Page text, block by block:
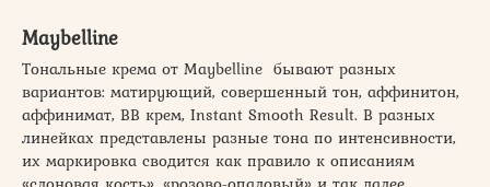
Maybelline
Тональные крема от Maybelline бывают разных
вариантов: матирующий, совершенный тон, аффинитон,
аффинимат, BB крем, Instant Smooth Result. В разных
линейках представлены разные тона по интенсивности,
их маркировка сводится как правило к описаниям